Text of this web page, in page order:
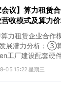
会议】算力租赁
收模式及算力
力租赁企业合作
展潜力分析；③
工厂建设配套硬
日（周三）19:00
力价格变化趋势。
05 15:22 星期三